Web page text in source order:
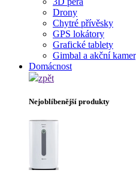
Drony
Chytré přívěsky
GPS lokátory
Grafické tablety
Gimbal a akční
Domácnost
zpět
Nejoblíbenější produkty